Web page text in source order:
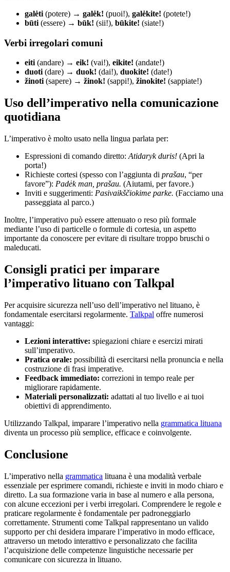
galėti (potere) → galėk! (puoi!), galėkite! (potete!)
būti (essere) → būk! (sii!), būkite! (siate!)
Verbi irregolari comuni
eiti (andare) → eik! (vai!), eikite! (andate!)
duoti (dare) → duok! (dai!), duokite! (date!)
žinoti (sapere) → žinok! (sappi!), žinokite! (sappiate!)
Uso dell’imperativo nella comunicazione
quotidiana
L’imperativo è molto usato nella lingua parlata per:
Espressioni di comando diretto: Atidaryk duris! (Apri la
porta!)
Richieste cortesi (spesso con l’aggiunta di prašau, “per
favore”): Padėk man, prašau. (Aiutami, per favore.)
Inviti e suggerimenti: Pasivaikščiokime parke. (Facciamo una
passeggiata al parco.)
Inoltre, l’imperativo può essere attenuato o reso più formale
mediante l’uso di particelle o formule di cortesia, un aspetto
importante da conoscere per evitare di risultare troppo bruschi o
maleducati.
Consigli pratici per imparare
l’imperativo lituano con Talkpal
Per acquisire sicurezza nell’uso dell’imperativo nel lituano, è
fondamentale esercitarsi regolarmente. Talkpal offre numerosi
vantaggi:
Lezioni interattive: spiegazioni chiare e esercizi mirati
sull’imperativo.
Pratica orale: possibilità di esercitarsi nella pronuncia e nella
costruzione di frasi imperative.
Feedback immediato: correzioni in tempo reale per
migliorare rapidamente.
Materiali personalizzati: adattati al tuo livello e ai tuoi
obiettivi di apprendimento.
Utilizzando Talkpal, imparare l’imperativo nella grammatica lituana
diventa un processo più semplice, efficace e coinvolgente.
Conclusione
L’imperativo nella grammatica lituana è una modalità verbale
essenziale per esprimere comandi, richieste e inviti in modo chiaro e
diretto. La sua formazione varia in base al numero e alla persona,
con alcune eccezioni per i verbi irregolari. Comprendere le regole e
praticare regolarmente è fondamentale per padroneggiarlo
correttamente. Strumenti come Talkpal rappresentano un valido
supporto per chi desidera imparare l’imperativo in modo efficace,
attraverso un metodo interattivo e personalizzato che facilita
l’acquisizione delle competenze linguistiche necessarie per
comunicare con sicurezza in lituano.